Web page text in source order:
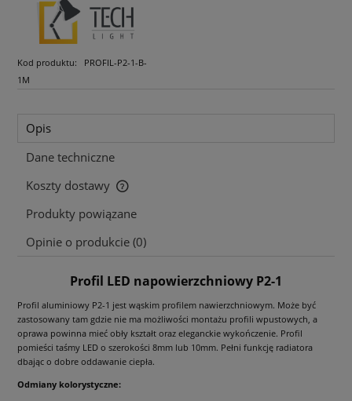
Kod produktu:
PROFIL-P2-1-B-
1M
Opis
Dane techniczne
Koszty dostawy
Cena nie zawiera ewentualnych kosztów płatności
Produkty powiązane
Opinie o produkcie (0)
Profil LED napowierzchniowy P2-1
Profil aluminiowy P2-1 jest wąskim profilem nawierzchniowym. Może być
zastosowany tam gdzie nie ma możliwości montażu profili wpustowych, a
oprawa powinna mieć obły kształt oraz eleganckie wykończenie. Profil
pomieści taśmy LED o szerokości 8mm lub 10mm. Pełni funkcję radiatora
dbając o dobre oddawanie ciepła.
Odmiany kolorystyczne: